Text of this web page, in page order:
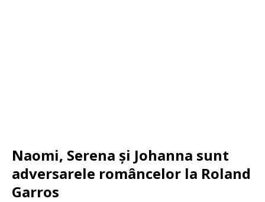
Naomi, Serena și Johanna sunt
adversarele româncelor la Roland
Garros